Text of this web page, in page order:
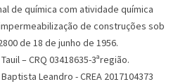
de química com atividade química
de construções sob
de 18 de junho de 1956.
– CRQ 03418635-3ªregião.
Leandro - CREA 2017104373